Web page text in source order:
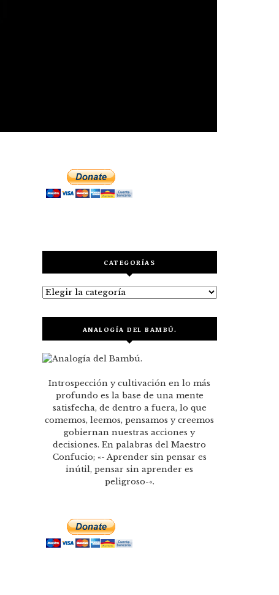
CATEGORÍAS
Categorías
ANALOGÍA DEL BAMBÚ.
Introspección y cultivación en lo más
profundo es la base de una mente
satisfecha, de dentro a fuera, lo que
comemos, leemos, pensamos y creemos
gobiernan nuestras acciones y
decisiones. En palabras del Maestro
Confucio; «- Aprender sin pensar es
inútil, pensar sin aprender es
peligroso-«.